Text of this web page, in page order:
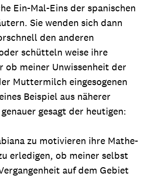
Ein-Mal-Eins der spanischen
Sie wenden sich dann
den anderen
schütteln weise ihre
ob meiner Unwissenheit der
Muttermilch eingesogenen
Beispiel aus näherer
gesagt der heutigen:
zu motivieren ihre Mathe-
erledigen, ob meiner selbst
auf dem Gebiet